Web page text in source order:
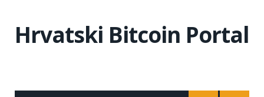
Hrvatski Bitcoin Portal